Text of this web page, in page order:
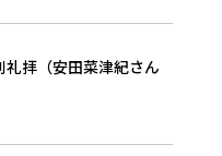
拝（安田菜津紀さん